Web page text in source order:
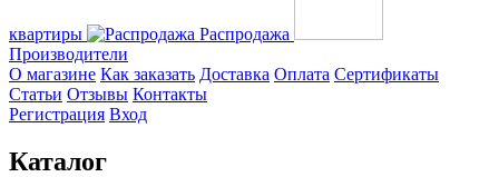
квартиры
Распродажа
Производители
О магазине Как заказать Доставка Оплата Сертификаты
Статьи Отзывы Контакты
Регистрация Вход
Каталог